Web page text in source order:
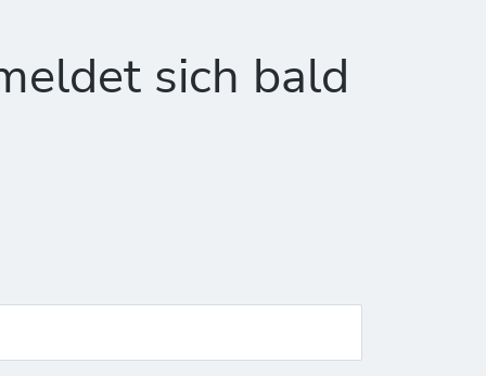
sich bald